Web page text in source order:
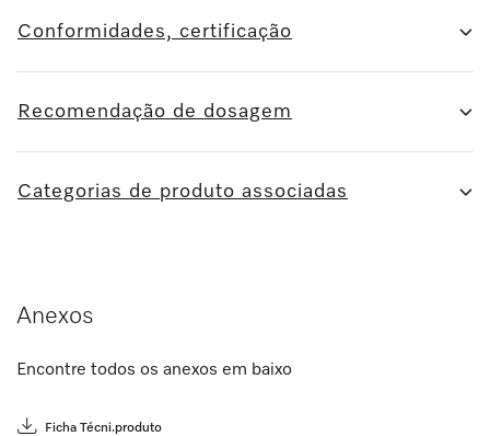
Conformidades, certificação
Recomendação de dosagem
Categorias de produto associadas
Anexos
Encontre todos os anexos em baixo
Ficha Técni.produto